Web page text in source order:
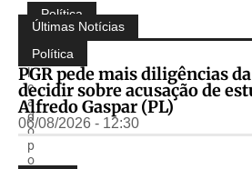
Compartilhe:
Política
P
b
li
c
a
d
o
p
o
Últimas Notícias
Política
PGR pede mais diligências
decidir sobre acusação de
Alfredo Gaspar (PL)
06/08/2026 - 12:30